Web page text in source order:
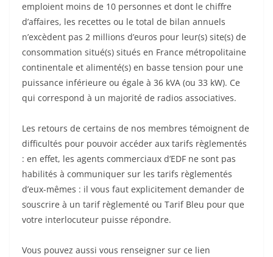
emploient moins de 10 personnes et dont le chiffre
d’affaires, les recettes ou le total de bilan annuels
n’excèdent pas 2 millions d’euros pour leur(s) site(s) de
consommation situé(s) situés en France métropolitaine
continentale et alimenté(s) en basse tension pour une
puissance inférieure ou égale à 36 kVA (ou 33 kW). Ce
qui correspond à un majorité de radios associatives.
Les retours de certains de nos membres témoignent de
difficultés pour pouvoir accéder aux tarifs règlementés
: en effet, les agents commerciaux d’EDF ne sont pas
habilités à communiquer sur les tarifs règlementés
d’eux-mêmes : il vous faut explicitement demander de
souscrire à un tarif règlementé ou Tarif Bleu pour que
votre interlocuteur puisse répondre.
Vous pouvez aussi vous renseigner sur ce lien